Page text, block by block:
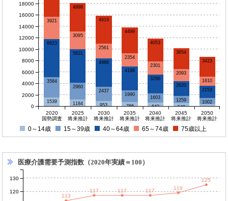
1539 1184 953 766 642 540 437
3584
2960
2437
1990
1603
1259 1002
6623
5831
4988
4198
3296
2620
2153
3921
3095
2561
2354
2301
2093
1610
4998
4919
4499
4053
3654
3423
2020
国勢調査
2025
将来推計
2030
将来推計
2035
将来推計
2040
将来推計
2045
将来推計
2050
将来推計
0
2000
4000
6000
8000
10000
12000
14000
16000
18000
0～14歳 15～39歳 40～64歳 65～74歳 75歳以上
医療介護需要予測指数（2020年実績＝100）
113
117 117 117 119
125
120
130